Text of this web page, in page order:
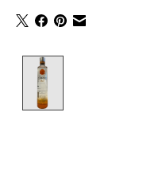
Product